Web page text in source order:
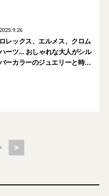
2025.9.26
ロレックス、エルメス、クロム
ーツ... おしゃれな大人がシル
ーカラーのジュエリーと時計
1 >